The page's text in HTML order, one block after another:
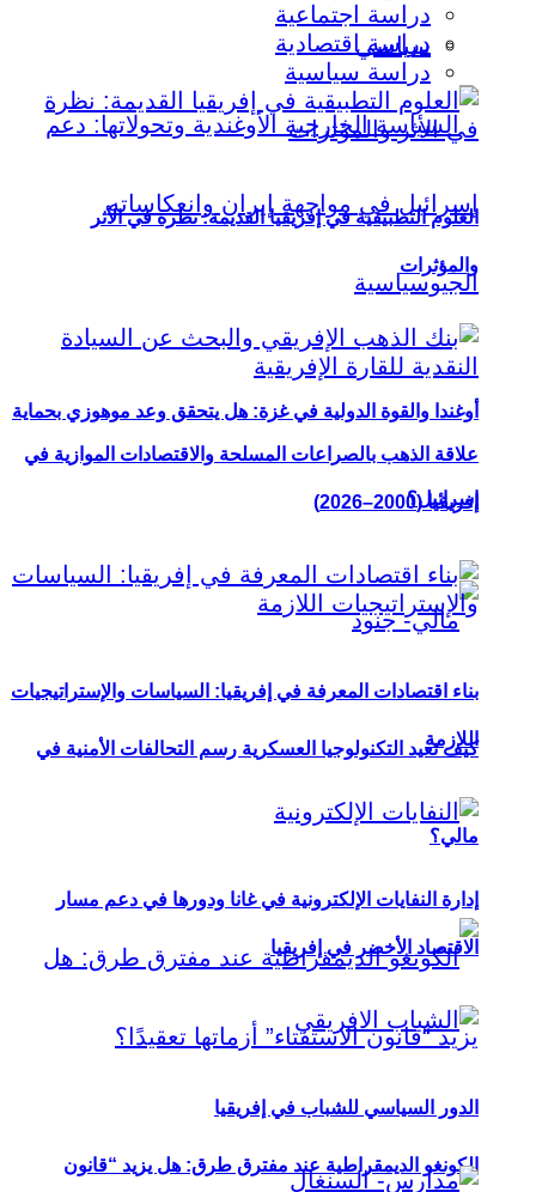
سياسي
أوغندا والقوة الدولية في غزة: هل يتحقق وعد موهوزي بحماية
إسرائيل؟
كيف تعيد التكنولوجيا العسكرية رسم التحالفات الأمنية في
مالي؟
الكونغو الديمقراطية عند مفترق طرق: هل يزيد “قانون
دراسة اجتماعية
دراسة اقتصادية
دراسة سياسية
العلوم التطبيقية في إفريقيا القديمة: نظرة في الأثر
والمؤثرات
علاقة الذهب بالصراعات المسلحة والاقتصادات الموازية في
إفريقيا (2000–2026)
بناء اقتصادات المعرفة في إفريقيا: السياسات والإستراتيجيات
اللازمة
إدارة النفايات الإلكترونية في غانا ودورها في دعم مسار
الاقتصاد الأخضر في إفريقيا
الدور السياسي للشباب في إفريقيا